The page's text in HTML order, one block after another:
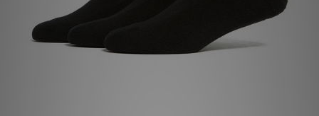
Mina meddelanden